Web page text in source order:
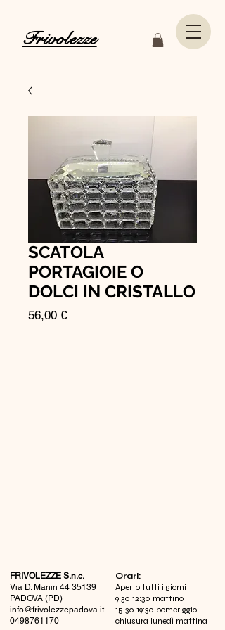
Frivolezze
SCATOLA
PORTAGIOIE O
DOLCI IN CRISTALLO
56,00 €Prezzo
FRIVOLEZZE S.n.c.
Via D. Manin 44 35139
PADOVA (PD)
info@frivolezzepadova.it
0498761170
​Orari:
Aperto tutti i giorni
9:30 12:30 mattino
15:30 19:30 pomeriggio
chiusura lunedì mattina